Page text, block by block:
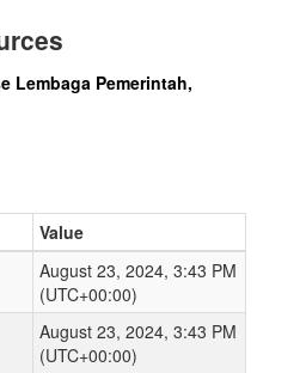
Lembaga Pemerintah,
Value
August 23, 2024, 3:43 PM
(UTC+00:00)
August 23, 2024, 3:43 PM
(UTC+00:00)